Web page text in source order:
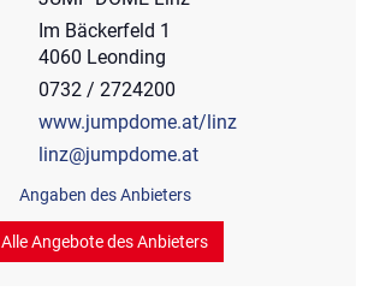
Im Bäckerfeld 1
4060 Leonding
0732 / 2724200
www.jumpdome.at/linz
linz@jumpdome.at
Angaben des Anbieters
Alle Angebote des Anbieters